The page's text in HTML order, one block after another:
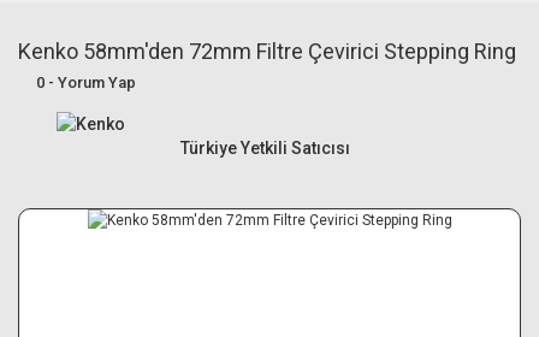
Canon R6 Mark IIIBundle Setler
Alışverişe
Kenko 58mm'den 72mm Filtre Çevirici Stepping Ring
0 - Yorum Yap
Türkiye Yetkili Satıcısı